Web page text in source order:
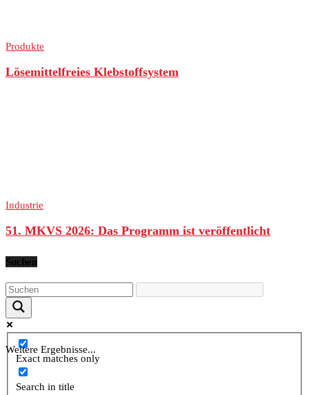
Produkte
Lösemittelfreies Klebstoffsystem
Industrie
51. MKVS 2026: Das Programm ist veröffentlicht
Suchen
Weitere Ergebnisse...
Exact matches only
Search in title